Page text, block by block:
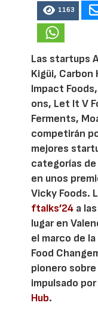
1163
Las startups
Kigüi, Carbon
Impact
ons, Let It V
Ferments,
competirán
mejores
categorías
en unos
Vicky Foods.
ftalks’24 a
lugar en
el marco de
Food
pionero
impulsado por
Hub.